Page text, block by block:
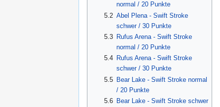
normal / 20 Punkte
5.2 Abel Plena - Swift Stroke
schwer / 30 Punkte
5.3
Rufus Arena - Swift Stroke
normal / 20 Punkte
5.4
Rufus Arena - Swift Stroke
schwer / 30 Punkte
5.5 Bear Lake - Swift Stroke normal
/ 20 Punkte
5.6
Bear Lake - Swift Stroke schwer